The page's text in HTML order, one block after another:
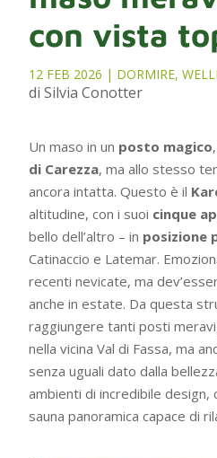
con vista
12 FEB 2026 | DORMIRE,
di Silvia Conotter
Un maso in un posto magico
di Carezza, ma allo stesso
ancora intatta. Questo è il
altitudine, con i suoi cinque
bello dell’altro – in posizione
Catinaccio e Latemar.
recenti nevicate, ma
anche in estate. Da questa
raggiungere tanti posti
nella vicina Val di Fassa, ma
senza uguali dato dalla
ambienti di incredibile design,
sauna panoramica capace di